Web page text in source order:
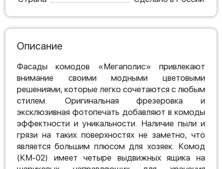
Описание
Фасады комодов «Мегаполис» привлекают
внимание своими модными цветовыми
решениями, которые легко сочетаются с любым
стилем. Оригинальная фрезеровка и
эксклюзивная фотопечать добавляют в комоды
эффектности и уникальности. Наличие пыли и
грязи на таких поверхностях не заметно, что
является большим плюсом для хозяек. Комод
(КМ-02) имеет четыре выдвижных ящика на